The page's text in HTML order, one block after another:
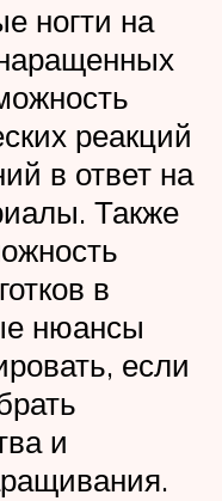
ногти на
реакций
в ответ на
Также
в
нюансы
если
и